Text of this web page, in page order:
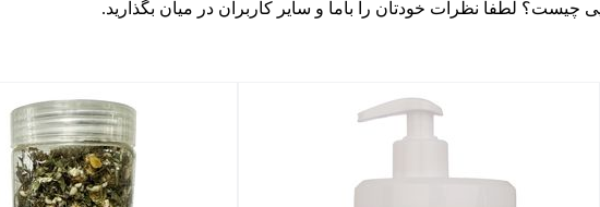
چیست؟ لطفاً نظرات خودتان را باما و سایر کاربران در میان بگذارید.